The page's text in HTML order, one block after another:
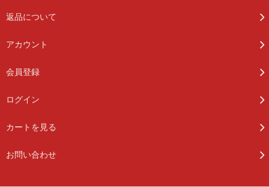
返品について
アカウント
会員登録
ログイン
カートを見る
お問い合わせ